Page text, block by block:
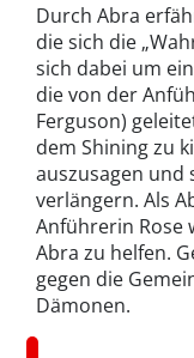
Durch Abra
die sich die
sich dabei um
die von der
Ferguson)
dem Shining zu
auszusagen und
verlängern. Als
Anführerin Rose
Abra zu helfen.
gegen die
Dämonen.